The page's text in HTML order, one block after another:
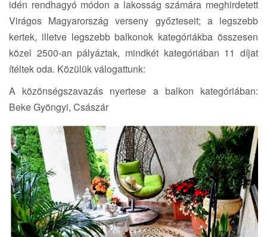
n
idén rendhagyó módon a lakosság számára meghirdetett
Virágos Magyarország verseny győzteseit; a legszebb
kertek, illetve legszebb balkonok kategóriákba összesen
közel 2500-an pályáztak, mindkét kategóriában 11 díjat
ítéltek oda. Közülük válogattunk:
A közönségszavazás nyertese a balkon kategóriában:
Beke Gyöngyi, Császár